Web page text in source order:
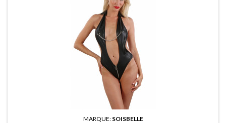
MARQUE: SOISBELLE